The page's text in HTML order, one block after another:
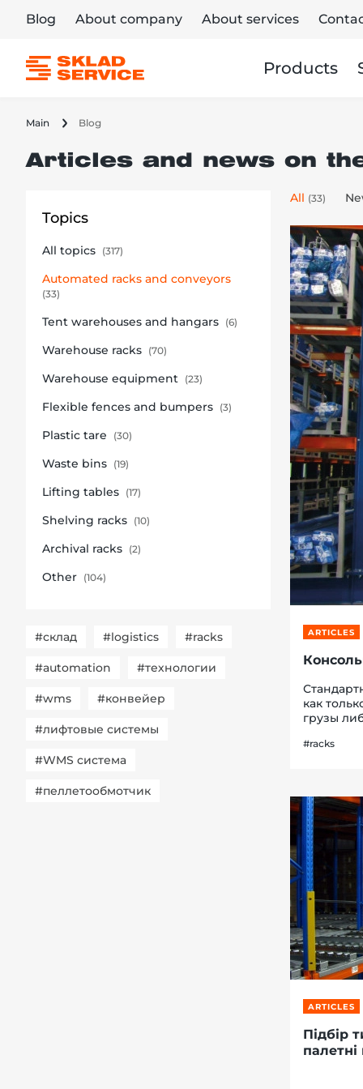
Blog About company About services
Products
Main Blog
Articles and news on
Topics
All topics (317)
Automated racks and conveyors
(33)
Tent warehouses and hangars (6)
Warehouse racks (70)
Warehouse equipment (23)
Flexible fences and bumpers (3)
Plastic tare (30)
Waste bins (19)
Lifting tables (17)
Shelving racks (10)
Archival racks (2)
Other (104)
#склад #logistics #racks
#automation #технологии
#wms #конвейер
#лифтовые системы
#WMS система
#пеллетообмотчик
All (33)
ARTICLES
как
грузы
#racks
ARTICLES
Підбір
палетні